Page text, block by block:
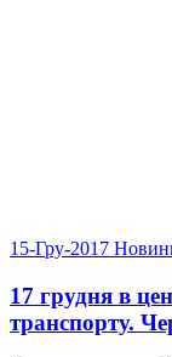
15-Гру-2017
17 грудня в
транспорту.